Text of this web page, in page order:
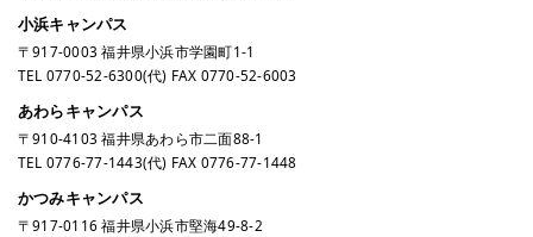
小浜キャンパス
〒917-0003 福井県小浜市学園町1-1
TEL 0770-52-6300(代) FAX 0770-52-6003
あわらキャンパス
〒910-4103 福井県あわら市二面88-1
TEL 0776-77-1443(代) FAX 0776-77-1448
かつみキャンパス
〒917-0116 福井県小浜市堅海49-8-2